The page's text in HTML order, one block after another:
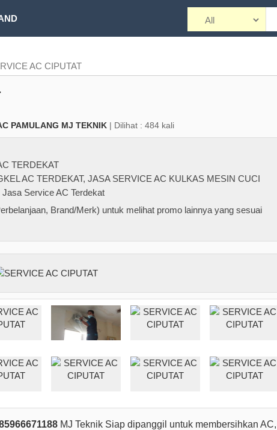
AC CIPUTAT
PAMULANG MJ TEKNIK | Dilihat : 484 kali
TERDEKAT
AC TERDEKAT, JASA SERVICE AC KULKAS MESIN CUCI
Jasa Service AC Terdekat
Brand/Merk) untuk melihat promo lainnya yang sesuai
MJ Teknik Siap dipanggil untuk membersihkan AC,